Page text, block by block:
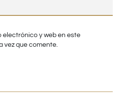
electrónico y web en este
vez que comente.